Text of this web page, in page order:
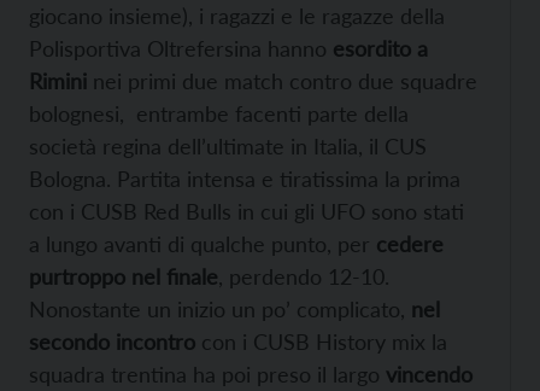
giocano insieme), i ragazzi e le ragazze della
Polisportiva Oltrefersina hanno esordito a
Rimini nei primi due match contro due squadre
bolognesi, entrambe facenti parte della
società regina dell’ultimate in Italia, il CUS
Bologna. Partita intensa e tiratissima la prima
con i CUSB Red Bulls in cui gli UFO sono stati
a lungo avanti di qualche punto, per cedere
purtroppo nel finale , perdendo 12-10.
Nonostante un inizio un po’ complicato, nel
secondo incontro con i CUSB History mix la
squadra trentina ha poi preso il largo vincendo